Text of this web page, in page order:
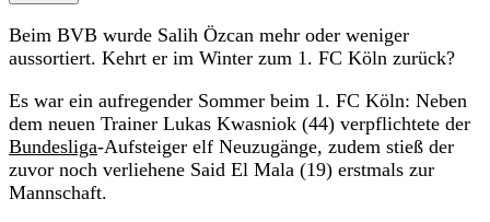
Beim BVB wurde Salih Özcan mehr oder weniger
aussortiert. Kehrt er im Winter zum 1. FC Köln zurück?
Es war ein aufregender Sommer beim 1. FC Köln: Neben
dem neuen Trainer Lukas Kwasniok (44) verpflichtete der
Bundesliga-Aufsteiger elf Neuzugänge, zudem stieß der
zuvor noch verliehene Said El Mala (19) erstmals zur
Mannschaft.